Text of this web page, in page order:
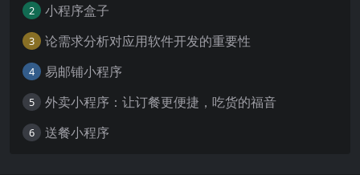
2 小程序盒子
3 论需求分析对应用软件开发的重要性
4 易邮铺小程序
5 外卖小程序：让订餐更便捷，吃货的福音
6 送餐小程序